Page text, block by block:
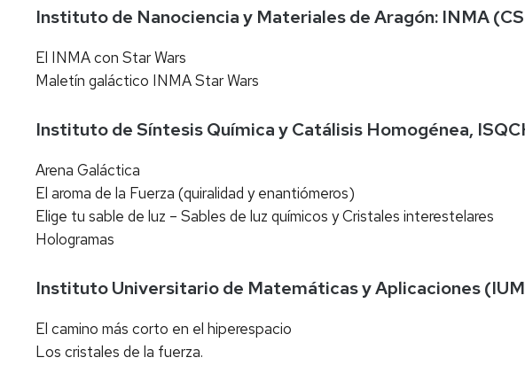
Instituto de Nanociencia y Materiales de Aragón: INMA
El INMA con Star Wars
Maletín galáctico INMA Star Wars
Instituto de Síntesis Química y Catálisis Homogénea,
Arena Galáctica
El aroma de la Fuerza (quiralidad y enantiómeros)
Elige tu sable de luz – Sables de luz químicos y Cristales interestelares
Hologramas
Instituto Universitario de Matemáticas y Aplicaciones
El camino más corto en el hiperespacio
Los cristales de la fuerza.